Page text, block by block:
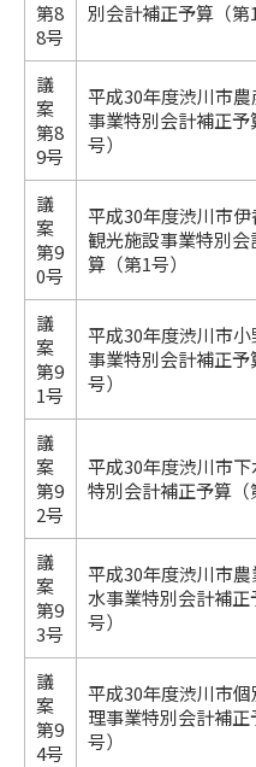
第8
8号
別会計補正予算（第1
議
案
第8
9号
平成30年度渋川市
事業特別会計補正予
号）
議
案
第9
0号
平成30年度渋川市伊
観光施設事業特別会
算（第1号）
議
案
第9
1号
平成30年度渋川市小
事業特別会計補正予
号）
議
案
第9
2号
平成30年度渋川市
特別会計補正予算（
議
案
第9
3号
平成30年度渋川市
水事業特別会計補正
号）
議
案
第9
4号
平成30年度渋川市
理事業特別会計補正
号）